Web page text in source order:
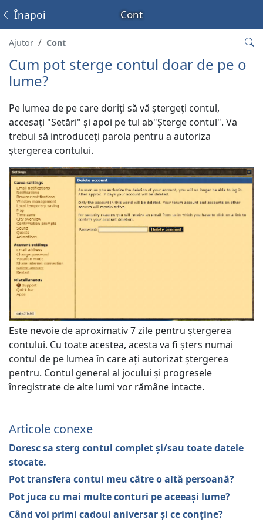
Cont
Înapoi
Ajutor Cont
Cum pot sterge contul doar de pe o
lume?
Pe lumea de pe care doriți să vă ștergeți contul,
accesați "Setări" și apoi pe tul ab"Șterge contul". Va
trebui să introduceți parola pentru a autoriza
ștergerea contului.
Este nevoie de aproximativ 7 zile pentru ștergerea
contului. Cu toate acestea, acesta va fi șters numai
contul de pe lumea în care ați autorizat ștergerea
pentru. Contul general al jocului și progresele
înregistrate de alte lumi vor rămâne intacte.
Articole conexe
Doresc sa sterg contul complet şi/sau toate datele
stocate.
Pot transfera contul meu către o altă persoană?
Pot juca cu mai multe conturi pe aceeași lume?
Când voi primi cadoul aniversar și ce conține?